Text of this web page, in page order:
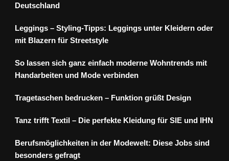
Deutschland
Leggings – Styling-Tipps: Leggings unter Kleidern oder
mit Blazern für Streetstyle
So lassen sich ganz einfach moderne Wohntrends mit
Handarbeiten und Mode verbinden
Tragetaschen bedrucken – Funktion grüßt Design
Tanz trifft Textil – Die perfekte Kleidung für SIE und IHN
Berufsmöglichkeiten in der Modewelt: Diese Jobs sind
besonders gefragt